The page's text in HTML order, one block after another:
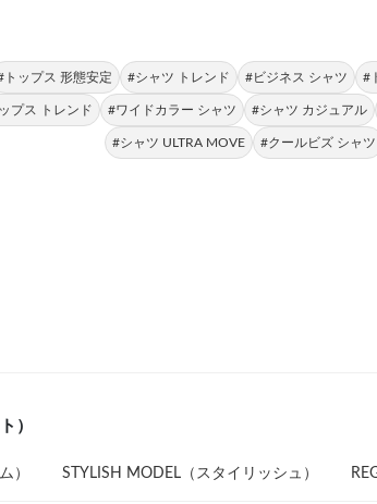
トップス 形態安定 #シャツ トレンド #ビジネス シャツ #
プス トレンド #ワイドカラー シャツ #シャツ カジュアル
#シャツ ULTRA MOVE #クールビズ シャツ
）
） STYLISH MODEL（スタイリッシュ）